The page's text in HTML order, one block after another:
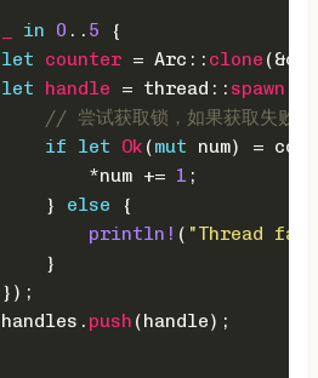
in 0 .. 5 {
let
counter = Arc:: clone
let
handle = thread:: spawn
// 尝试获取锁，如果获取失败就
if
let Ok (mut num) =
*num +=
1 ;
}
else {
println! ( "Thread
}
push (handle);